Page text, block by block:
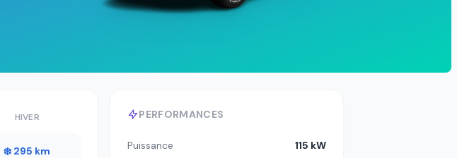
HIVER
❄️ 295 km
PERFORMANCES
Puissance 115 kW